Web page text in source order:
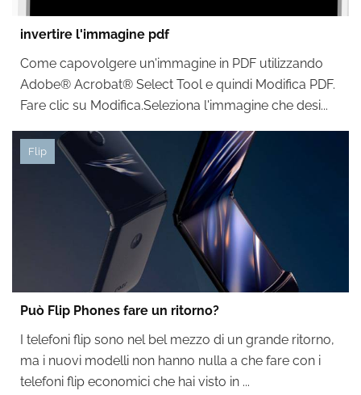
invertire l'immagine pdf
Come capovolgere un'immagine in PDF utilizzando
Adobe® Acrobat® Select Tool e quindi Modifica PDF.
Fare clic su Modifica.Seleziona l'immagine che desi...
Flip
Può Flip Phones fare un ritorno?
I telefoni flip sono nel bel mezzo di un grande ritorno,
ma i nuovi modelli non hanno nulla a che fare con i
telefoni flip economici che hai visto in ...